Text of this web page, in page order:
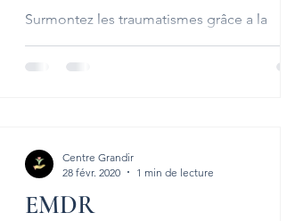
Surmontez les traumatismes grâce a la
Movement Desensitization Reprocessing) est
EMDR
Centre Grandir
28 févr. 2020
1 min de lecture